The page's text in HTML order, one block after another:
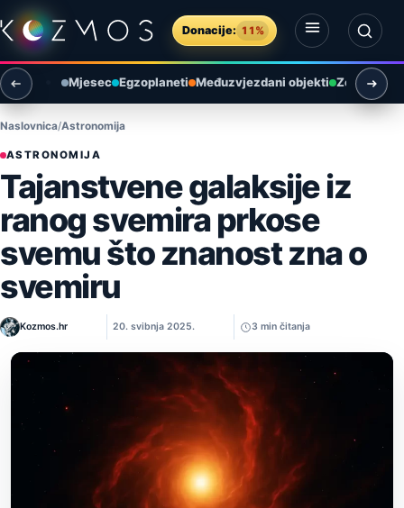
Preskoči na sadržaj
Donacije: 11%
Otvori izbornik
Otvori pretragu
Mjesec Egzoplaneti Međuzvjezdani objekti Zemlja i
Naslovnica Astronomija
ASTRONOMIJA
Tajanstvene galaksije iz
ranog svemira prkose
svemu što znanost zna o
svemiru
Kozmos.hr 20. svibnja 2025. 3 min čitanja